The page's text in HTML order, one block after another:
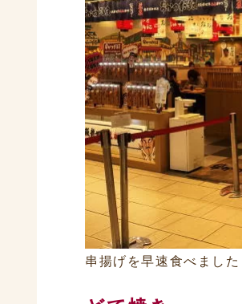
串揚げを早速食べました